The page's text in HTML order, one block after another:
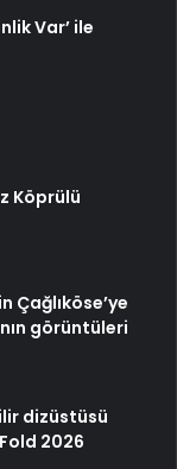
Var’ ile
Köprülü
Çağlıköse’ye
görüntüleri
dizüstüsü
2026